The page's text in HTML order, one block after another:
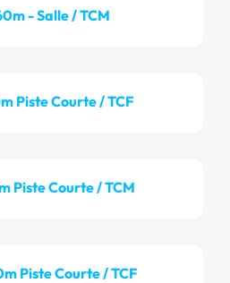
- Salle / TCM
Piste Courte / TCF
Piste Courte / TCM
Piste Courte / TCF